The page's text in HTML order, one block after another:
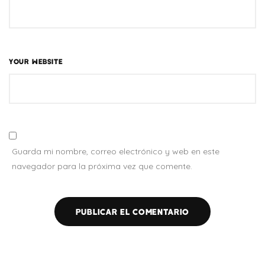
YOUR WEBSITE
Guarda mi nombre, correo electrónico y web en este
navegador para la próxima vez que comente.